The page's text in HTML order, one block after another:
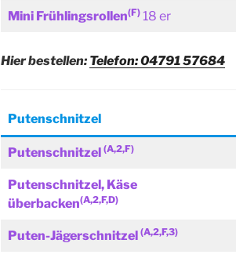
Mini Frühlingsrollen(F) 18 er
Hier bestellen: Telefon: 04791 57684
Putenschnitzel
Putenschnitzel (A,2,F)
Putenschnitzel, Käse
überbacken(A,2,F,D)
Puten-Jägerschnitzel (A,2,F,3)